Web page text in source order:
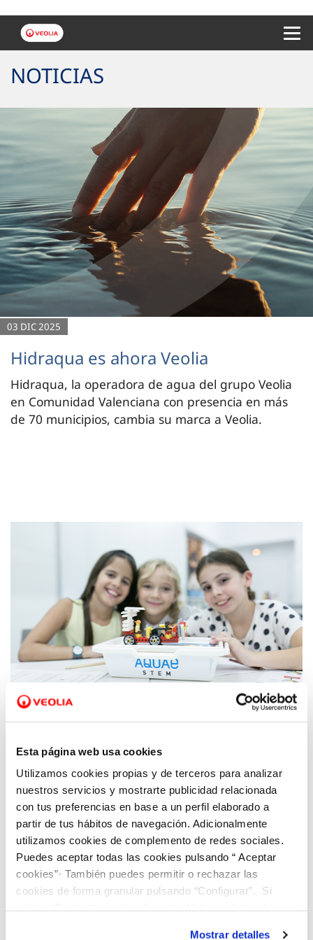
Esta página web usa cookies
Utilizamos cookies propias y de terceros para analizar
nuestros servicios y mostrarte publicidad relacionada
con tus preferencias en base a un perfil elaborado a
partir de tus hábitos de navegación. Adicionalmente
utilizamos cookies de complemento de redes sociales.
Puedes aceptar todas las cookies pulsando “ Aceptar
cookies”· También puedes permitir o rechazar las
cookies de forma granular pulsando “Configurar”. Si
Mostrar detalles
NOTICIAS
03 DIC 2025
Hidraqua es ahora Veolia
Hidraqua, la operadora de agua del grupo Veolia
en Comunidad Valenciana con presencia en más
de 70 municipios, cambia su marca a Veolia.
04 NOV 2019
lanza un programa educativo para
fomentar las vocaciones STEM entre las
niñas